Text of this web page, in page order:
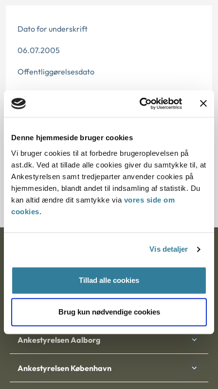
Denne hjemmeside bruger cookies
Vi bruger cookies til at forbedre brugeroplevelsen på
ast.dk. Ved at tillade alle cookies giver du samtykke til, at
Ankestyrelsen samt tredjeparter anvender cookies på
hjemmesiden, blandt andet til indsamling af statistik. Du
kan altid ændre dit samtykke via vores side om
cookies.
Vis detaljer
Tillad alle cookies
Brug kun nødvendige cookies
Dato for underskrift
06.07.2005
Offentliggørelsesdato
Denne principafgørelse er kasseret den 18. juni 2019,
§ 46 § 49
Journalnummer J.nr.: 2000106-05
Postadresse:
9000 Aalborg
Ankestyrelsen Aalborg
Ankestyrelsen København